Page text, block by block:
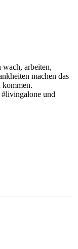
arbeiten,
machen das
kommen.
und